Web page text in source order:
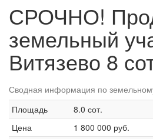
СРОЧНО!
земельный
Витязево 8
Сводная информация по
Площадь
8.0 сот.
Цена
1 800 000 руб.